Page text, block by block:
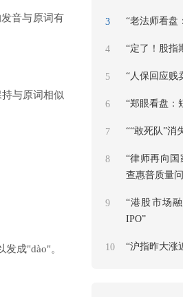
音与原词有
与原词相似
成"dào"。
3 “老法师看盘
4 “定了！股指
5 “人保回应贱
6 “郑眼看盘：
7 ““敢死队”消
8
“律师再向
查惠普质量
9
“港股市场
IPO”
10 “沪指昨大涨